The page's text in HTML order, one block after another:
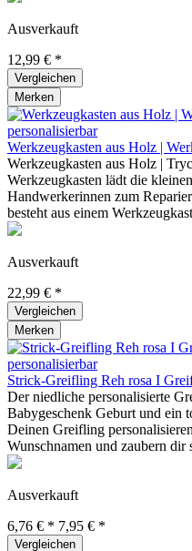
Ausverkauft
12,99 € *
Vergleichen
Merken
Werkzeugkasten aus Holz |
Werkzeugkasten aus Holz |
Werkzeugkasten lädt die
Handwerkerinnen zum
besteht aus einem
Ausverkauft
22,99 € *
Vergleichen
Merken
Strick-Greifling Reh rosa I
Der niedliche personalisierte
Babygeschenk Geburt und ein
Deinen Greifling
Wunschnamen und zaubern
Ausverkauft
6,76 € * 7,95 € *
Vergleichen